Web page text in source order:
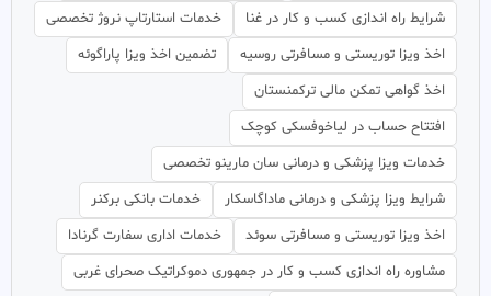
شرایط راه اندازی کسب و کار در غنا
خدمات استارتاپ نروژ تخصصی
اخذ ویزا توریستی و مسافرتی روسیه
تضمین اخذ ویزا پاراگوئه
اخذ گواهی تمکن مالی ترکمنستان
افتتاح حساب در لیاخوفسکی کوچک
خدمات ویزا پزشکی و درمانی سان مارینو تخصصی
شرایط ویزا پزشکی و درمانی ماداگاسکار
خدمات بانکی برکنر
اخذ ویزا توریستی و مسافرتی سوئد
خدمات اداری سفارت گرنادا
مشاوره راه اندازی کسب و کار در جمهوری دموکراتیک صحرای غربی